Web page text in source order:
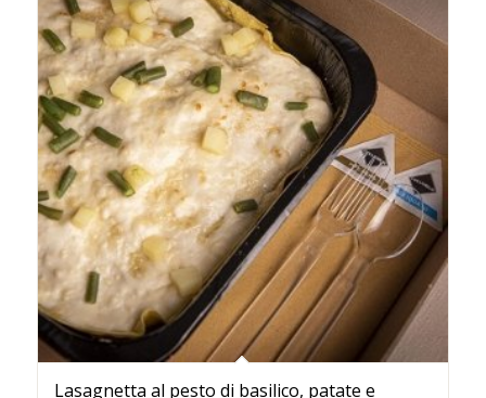
Lasagnetta al pesto di basilico, patate e